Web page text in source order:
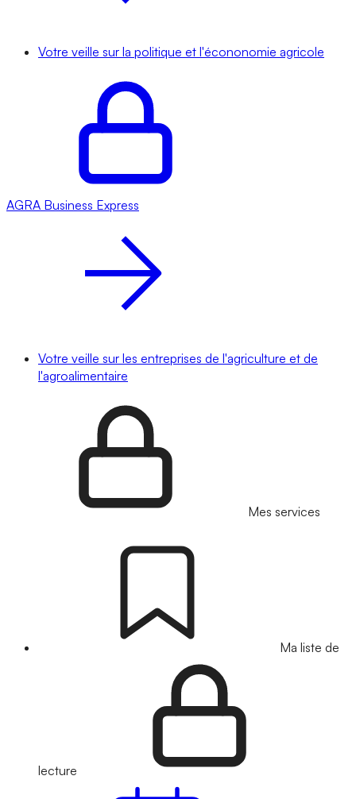
Votre veille sur la politique et l'écononomie agricole
AGRA Business Express
Votre veille sur les entreprises de l'agriculture et de
l'agroalimentaire
Mes services
Ma liste de
lecture